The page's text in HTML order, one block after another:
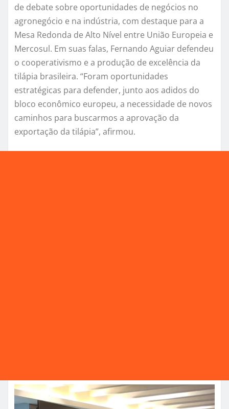
de debate sobre oportunidades de negócios no
agronegócio e na indústria, com destaque para a
Mesa Redonda de Alto Nível entre União Europeia e
Mercosul. Em suas falas, Fernando Aguiar defendeu
o cooperativismo e a produção de excelência da
tilápia brasileira. “Foram oportunidades
estratégicas para defender, junto aos adidos do
bloco econômico europeu, a necessidade de novos
caminhos para buscarmos a aprovação da
exportação da tilápia”, afirmou.